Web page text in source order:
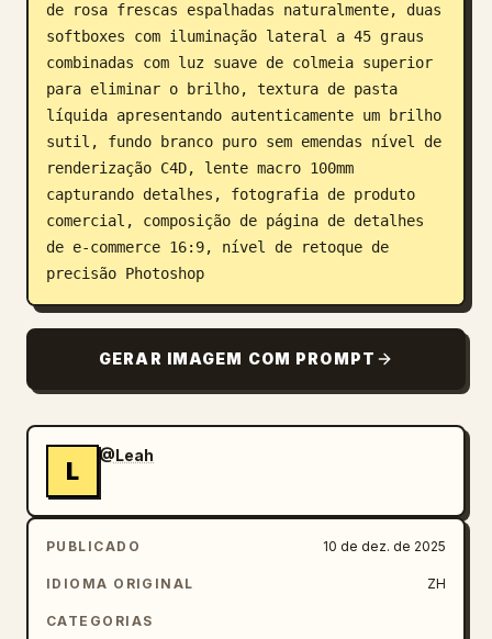
de rosa frescas espalhadas naturalmente, duas
softboxes com iluminação lateral a 45 graus
combinadas com luz suave de colmeia superior
para eliminar o brilho, textura de pasta
líquida apresentando autenticamente um brilho
sutil, fundo branco puro sem emendas nível de
renderização C4D, lente macro 100mm
capturando detalhes, fotografia de produto
comercial, composição de página de detalhes
de e-commerce 16:9, nível de retoque de
precisão Photoshop
GERAR IMAGEM COM PROMPT
L
@Leah
PUBLICADO 10 de dez. de 2025
IDIOMA ORIGINAL ZH
CATEGORIAS